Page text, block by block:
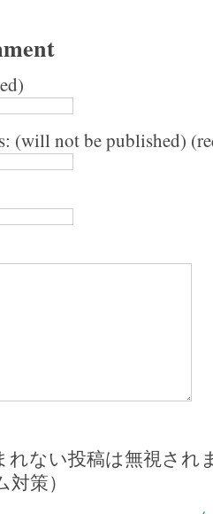
(will not be published)
れない投稿は無視され
策）